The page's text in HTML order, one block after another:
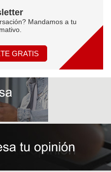
Mandamos a tu
GRATIS